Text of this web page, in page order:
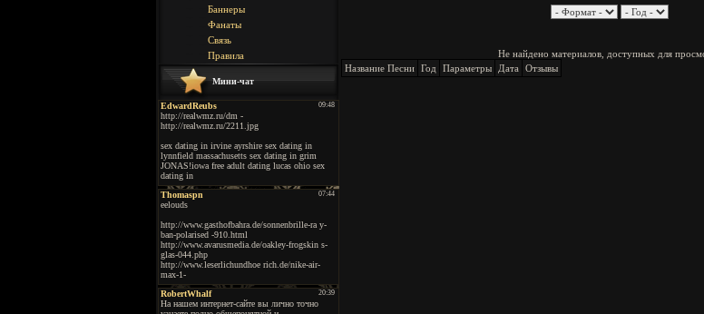
Баннеры
Фанаты
Связь
Правила
Мини-чат
Не найдено материалов, доступных для
Название Песни Год Параметры Дата Отзывы